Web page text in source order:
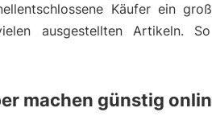
Käufer ein
ausgestellten Artikeln.
machen günstig